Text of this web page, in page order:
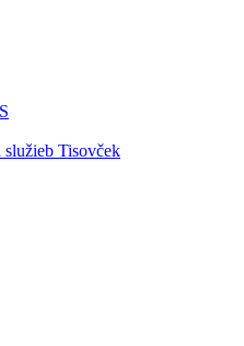
služieb Tisovček